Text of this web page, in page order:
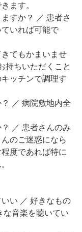
ます。
すか？ ／ 患者さ
いれば可能で
てもかまいませ
持ちいただくこと
ッチンで調理す
／ 病院敷地内全
／ 患者さんのみ
のご迷惑になら
度であれば特に
い ／ 好きなもの
な音楽を聴いてい